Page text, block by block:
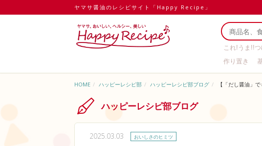
ヤマサ醤油のレシピサイト「Happy Recipe」
これ!うま!!つ
作り置き
HOME ハッピーレシピ部 ハッピーレシピ部ブログ 【「だし醤油」
ハッピーレシピ部ブログ
2025.03.03 おいしさのヒミツ